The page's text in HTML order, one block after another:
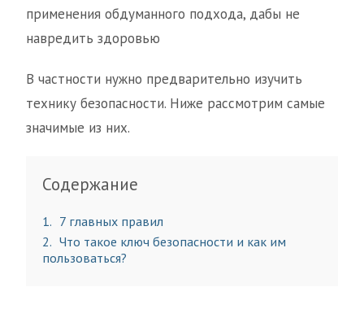
применения обдуманного подхода, дабы не
навредить здоровью
В частности нужно предварительно изучить
технику безопасности. Ниже рассмотрим самые
значимые из них.
Содержание
1
7 главных правил
2
Что такое ключ безопасности и как им
пользоваться?